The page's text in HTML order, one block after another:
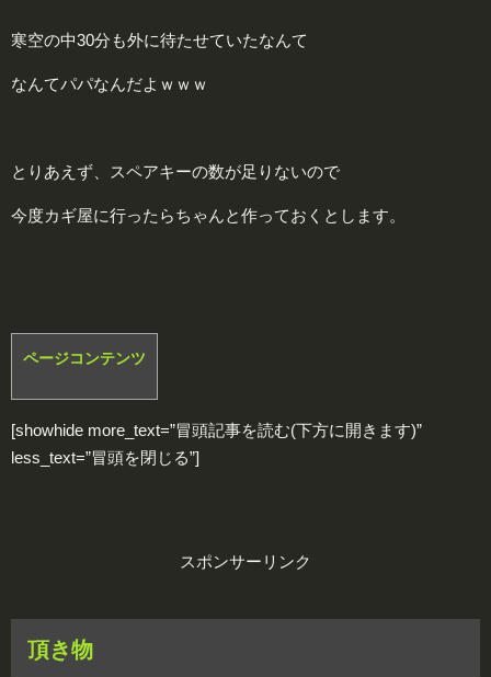
寒空の中30分も外に待たせていたなんて
なんてパパなんだよｗｗｗ
とりあえず、スペアキーの数が足りないので
今度カギ屋に行ったらちゃんと作っておくとします。
ページコンテンツ
[showhide more_text=”冒頭記事を読む(下方に開きます)”
less_text=”冒頭を閉じる”]
スポンサーリンク
頂き物